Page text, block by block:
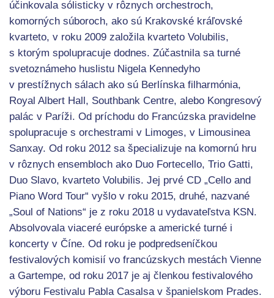
účinkovala sólisticky v rôznych orchestroch,
komorných súboroch, ako sú Krakovské kráľovské
kvarteto, v roku 2009 založila kvarteto Volubilis,
s ktorým spolupracuje dodnes. Zúčastnila sa turné
svetoznámeho huslistu Nigela Kennedyho
v prestížnych sálach ako sú Berlínska filharmónia,
Royal Albert Hall, Southbank Centre, alebo Kongresový
palác v Paríži. Od príchodu do Francúzska pravidelne
spolupracuje s orchestrami v Limoges, v Limousinea
Sanxay. Od roku 2012 sa špecializuje na komornú hru
v rôznych ensembloch ako Duo Fortecello, Trio Gatti,
Duo Slavo, kvarteto Volubilis. Jej prvé CD „Cello and
Piano Word Tour“ vyšlo v roku 2015, druhé, nazvané
„Soul of Nations“ je z roku 2018 u vydavateľstva KSN.
Absolvovala viaceré európske a americké turné i
koncerty v Číne. Od roku je podpredseníčkou
festivalových komisií vo francúzskych mestách Vienne
a Gartempe, od roku 2017 je aj členkou festivalového
výboru Festivalu Pabla Casalsa v španielskom Prades.